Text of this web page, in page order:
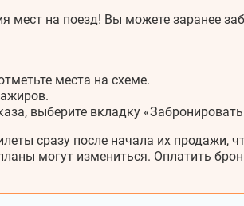
мест на поезд! Вы можете заранее
места на схеме.
выберите вкладку
сразу после начала их продажи,
могут измениться. Оплатить